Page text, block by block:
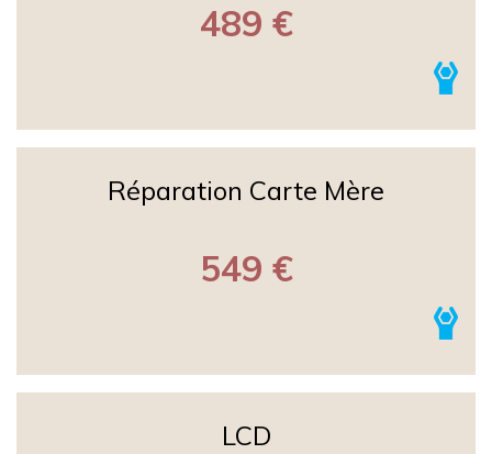
489 €
Réparation Carte Mère
549 €
LCD